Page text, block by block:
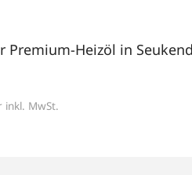
Premium-Heizöl in
inkl. MwSt.